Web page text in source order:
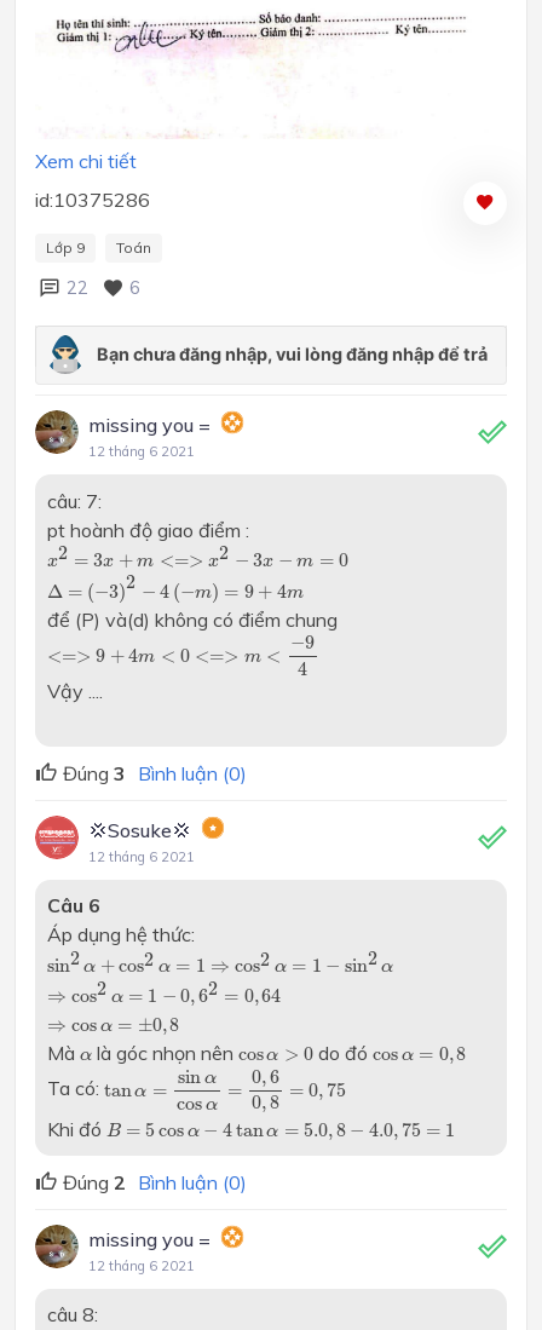
Xem chi tiết
id:10375286
Lớp 9 Toán
22 6
missing you =
12 tháng 6 2021
câu: 7:
pt hoành độ giao điểm :
x2 = 3x + m <=> x2 − 3x − m = 0
x2=3 x+ m<=>x2 −3x−m
Δ = (−3)2 − 4 (−m) = 9 + 4m
Δ 3)2 −4(− m = 9+
để (P) và(d) không có điểm chung
<=> 9 +4m < 0 <=> m <
−9
4
<=>9+ 4m<0<=>m <− 94
Vậy ....
Đúng 3 Bình luận (0)
💢Sosuke💢
12 tháng 6 2021
Câu 6
Áp dụng hệ thức:
sin2 α +cos2 α = 1 ⇒ cos2 α = 1 − sin2 α
sin 2 α+ cos 2α =1
⇒ cos2 α = 1 − 0,62 = 0,64
2α 0,64
⇒ cos α = ±0,8
⇒cosα= ±0,8
Mà α
αlà góc nhọn nên cosα > 0
cosα >0 do đócos α = 0,8
cosα =0 ,8
Ta có: tan α =
sin α
cos α
=
0, 6
0,8
= 0, 75
tan sinαcos 0,60 ,8
Khi đó B = 5 cos α − 4tanα = 5.0,8 − 4.0, 75 = 1
B= cosα − tanα=5.0 − 4.0, 75=1
Đúng 2 Bình luận (0)
missing you =
12 tháng 6 2021
câu 8: